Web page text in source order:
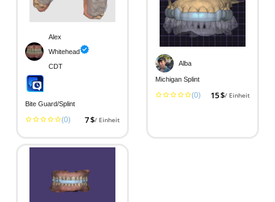
Alex
Whitehead
CDT
Bite Guard/splint
(0) 7 $/ Einheit
Alba
Michigan Splint
(0) 15 $/ Einheit